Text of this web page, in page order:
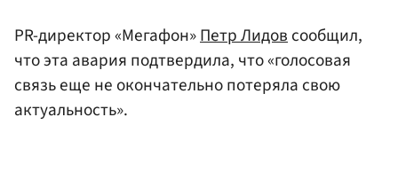
PR-директор «Мегафон»Петр Лидовсообщил,
что эта авария подтвердила, что «голосовая
связь еще не окончательно потеряла свою
актуальность».